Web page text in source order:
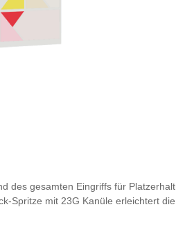
des gesamten Eingriffs für
Spritze mit 23G Kanüle erleichtert